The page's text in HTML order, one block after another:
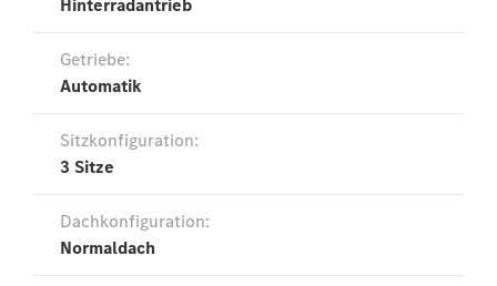
Kontaktformular